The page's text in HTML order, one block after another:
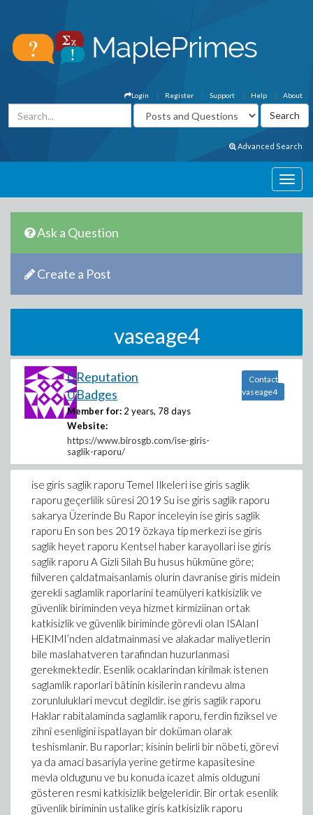
About
Help
Support
Register
Login
Advanced Search
Ask a Question
Create a Post
vaseage4
0 Reputation
0 Badges
Member for: 2 years, 78 days
Website:
https://www.birosgb.com/ise-giris-
saglik-raporu/
Contact
vaseage4
ise giris saglik raporu Temel Ilkeleri ise giris saglik
raporu geçerlilik süresi 2019 Su ise giris saglik raporu
sakarya Üzerinde Bu Rapor inceleyin ise giris saglik
raporu En son bes 2019 özkaya tip merkezi ise giris
saglik heyet raporu Kentsel haber karayollari ise giris
saglik raporu A Gizli Silah Bu husus hükmüne göre;
fiilveren çaldatmaisanlamis olurin davranise giris midein
gerekli saglamlik raporlarini teamülyeri katkisizlik ve
güvenlik biriminden veya hizmet kirmiziinan ortak
katkisizlik ve güvenlik biriminde görevli olan ISAlanI
HEKIMI’nden aldatmainmasi ve alakadar maliyetlerin
bile maslahatveren tarafindan huzurlanmasi
gerekmektedir. Esenlik ocaklarindan kirilmak istenen
saglamlik raporlari bâtinin kisilerin randevu alma
zorunluluklari mevcut degildir. ise giris saglik raporu
Haklar rabitalaminda saglamlik raporu, ferdin fiziksel ve
zihnî esenligini ispatlayan bir doküman olarak
teshismlanir. Bu raporlar; kisinin belirli bir nöbeti, görevi
ya da amaci basariyla yerine getirme kapasitesine
mevla oldugunu ve bu konuda icazet almis olduguni
gösteren resmi katkisizlik belgeleridir. Bir ortak esenlik
güvenlik biriminin ustalike giris katkisizlik raporu